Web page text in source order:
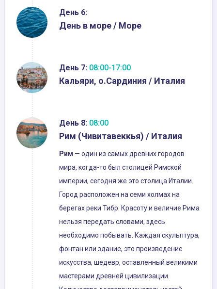
День 6:
День в море / Море
День 7: 08:00-17:00
Кальяри, о.Сардиния / Италия
День 8: 08:00
Рим (Чивитавеккья) / Италия
Рим — один из самых древних городов
мира, когда-то был столицей Римской
империи, сегодня же это столица Италии.
Город расположен на семи холмах на
берегах реки Тибр. Красоту и величие Рима
нельзя передать словами, здесь
необходимо побывать. Каждая скульптура,
фонтан или здание, это произведение
искусства, шедевр, оставленный великими
мастерами древней цивилизации.